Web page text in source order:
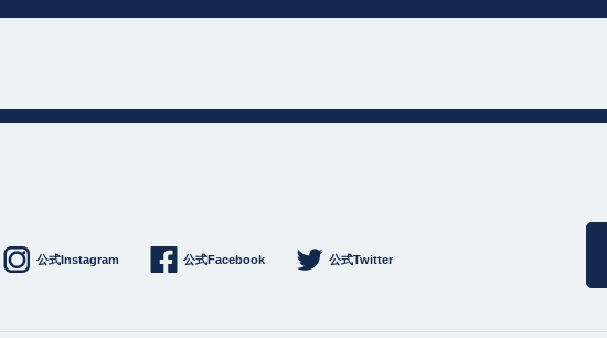
公式Instagram 公式Facebook 公式Twitter